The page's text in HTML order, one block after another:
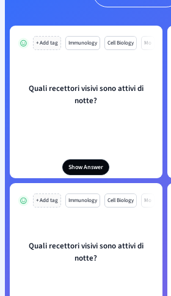
+ Add tag Immunology Cell Biology Mo
Quali recettori visivi sono attivi di
notte?
Show Answer
+ Add tag Immunology Cell Biology Mo
Quali recettori visivi sono attivi di
notte?